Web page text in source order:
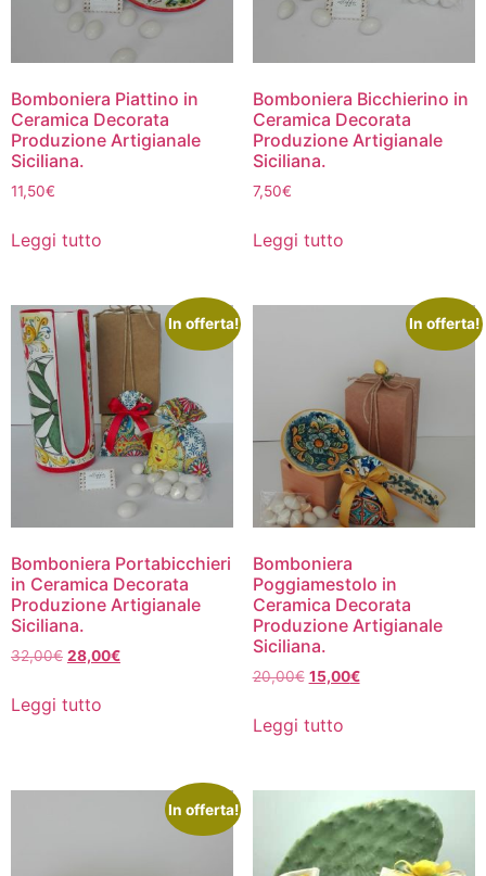
Bomboniera Piattino in
Ceramica Decorata
Produzione Artigianale
Siciliana.
11,50€
Leggi tutto
Bomboniera Bicchierino in
Ceramica Decorata
Produzione Artigianale
Siciliana.
7,50€
Leggi tutto
In offerta!
Bomboniera Portabicchieri
in Ceramica Decorata
Produzione Artigianale
Siciliana.
32,00€ 28,00€
Leggi tutto
In offerta!
Bomboniera
Poggiamestolo in
Ceramica Decorata
Produzione Artigianale
Siciliana.
20,00€ 15,00€
Leggi tutto
In offerta!